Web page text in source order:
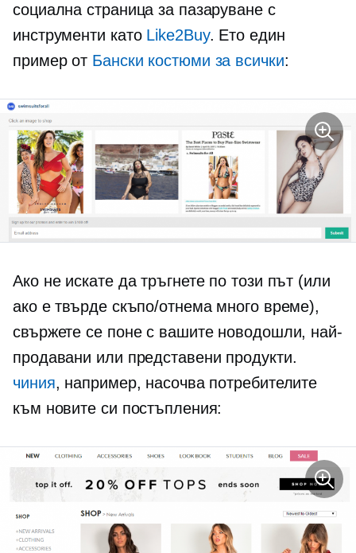
социална страница за пазаруване с
инструменти като Like2Buy. Ето един
пример от Бански костюми за всички:
Ако не искате да тръгнете по този път (или
ако е твърде скъпо/отнема много време),
свържете се поне с вашите новодошли, най-
продавани или представени продукти.
чиния, например, насочва потребителите
към новите си постъпления: